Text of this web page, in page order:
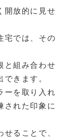
開放的に見せ
宅では、その
と組み合わせ
きます。
ーを取り入れ
された印象に
ることで、